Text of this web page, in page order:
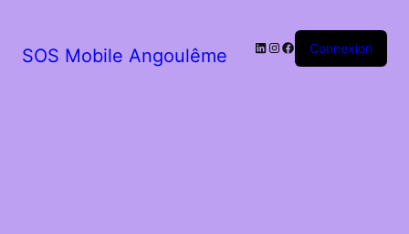
SOS Mobile Angoulême LinkedIn
Instagram
Facebook
Connexion